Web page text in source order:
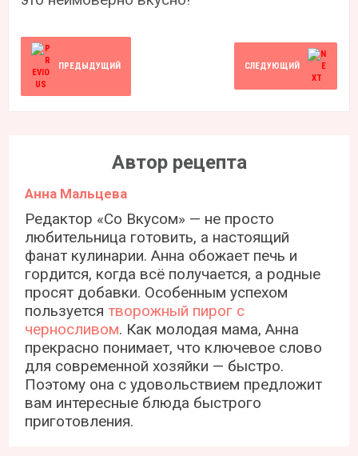
ПРЕДЫДУЩИЙ СЛЕДУЮЩИЙ
Автор рецепта
Анна Мальцева
Редактор «Со Вкусом» — не просто
любительница готовить, а настоящий
фанат кулинарии. Анна обожает печь и
гордится, когда всё получается, а родные
просят добавки. Особенным успехом
пользуетсятворожный пирог с
черносливом. Как молодая мама, Анна
прекрасно понимает, что ключевое слово
для современной хозяйки — быстро.
Поэтому она с удовольствием предложит
вам интересные блюда быстрого
приготовления.